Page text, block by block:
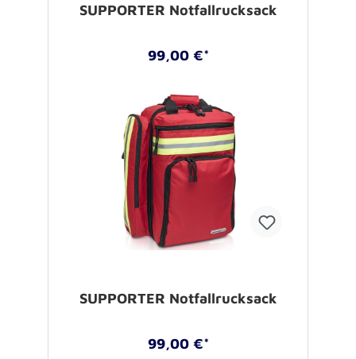
SUPPORTER Notfallrucksack
99,00 €*
SUPPORTER Notfallrucksack
99,00 €*